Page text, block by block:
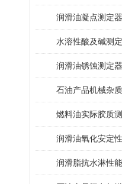
润滑油凝点测定器
水溶性酸及碱测
润滑油锈蚀测定器
石油产品机械杂
燃料油实际胶质
润滑油氧化安定
润滑脂抗水淋性